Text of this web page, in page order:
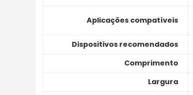
Aplicações compatíveis
Dispositivos recomendados
Comprimento
Largura